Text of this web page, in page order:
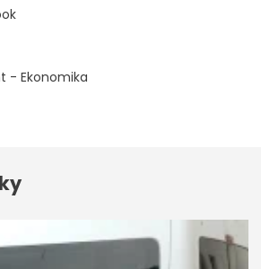
- Ekonomika